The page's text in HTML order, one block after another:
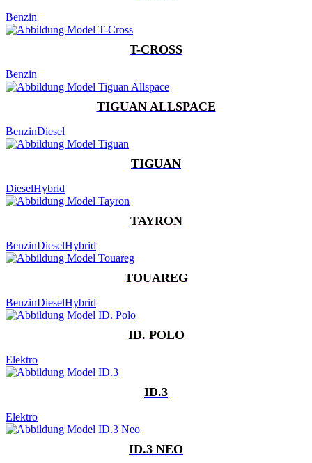
Benzin
T-CROSS
Benzin
TIGUAN ALLSPACE
BenzinDiesel
TIGUAN
DieselHybrid
TAYRON
BenzinDieselHybrid
TOUAREG
BenzinDieselHybrid
ID. POLO
Elektro
ID.3
Elektro
ID.3 NEO